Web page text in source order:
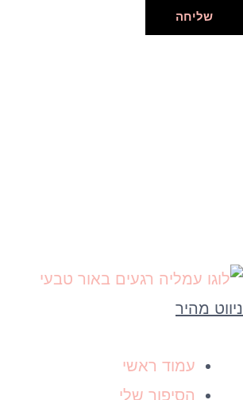
שליחה
ניווט מהיר
עמוד ראשי
הסיפור שלי